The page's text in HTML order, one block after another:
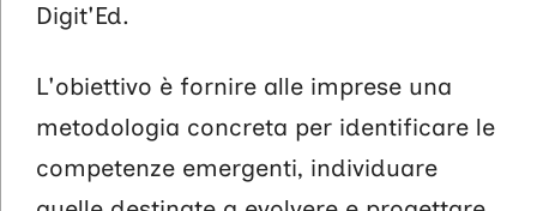
Digit'Ed.
L'obiettivo è fornire alle imprese una
metodologia concreta per identificare le
competenze emergenti, individuare